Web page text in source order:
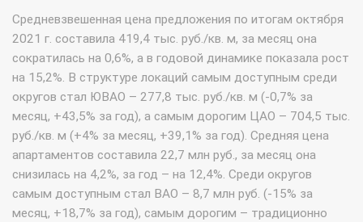
Средневзвешенная цена предложения по итогам октября
2021 г. составила 419,4 тыс. руб./кв. м, за месяц она
сократилась на 0,6%, а в годовой динамике показала рост
на 15,2%. В структуре локаций самым доступным среди
округов стал ЮВАО – 277,8 тыс. руб./кв. м (-0,7% за
месяц, +43,5% за год), а самым дорогим ЦАО – 704,5 тыс.
руб./кв. м (+4% за месяц, +39,1% за год). Средняя цена
апартаментов составила 22,7 млн руб., за месяц она
снизилась на 4,2%, за год – на 12,4%. Среди округов
самым доступным стал ВАО – 8,7 млн руб. (-15% за
месяц, +18,7% за год), самым дорогим – традиционно